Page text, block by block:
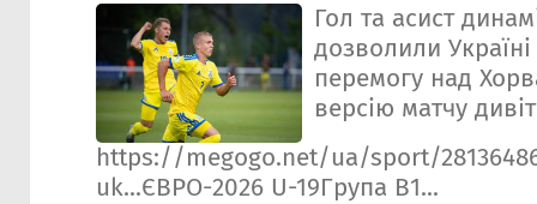
Гол та асист
дозволили
перемогу над
версію матчу
https://megogo.net/ua/sport/
uk...ЄВРО-2026 U-19Група В1...